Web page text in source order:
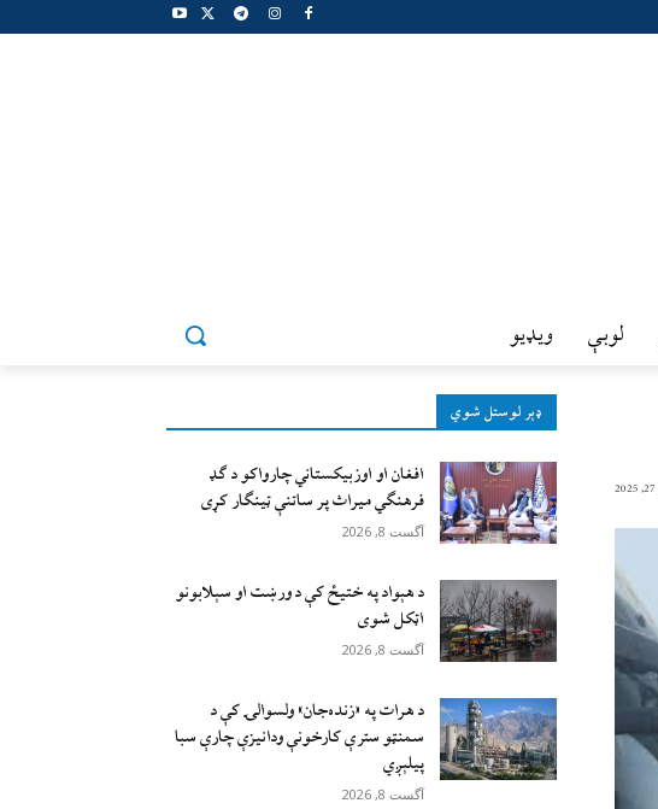
لوبې ويډيو
ډېر لوستل شوي
افغان او اوزبیکستاني چارواکو د ګډ
فرهنګي میراث پر ساتنې ټینګار کړی
آگست 8, 2026
د هېواد په ختیځ کې د ورښت او سېلابونو
اټکل شوی
آگست 8, 2026
د هرات په «زنده‌جان» ولسوالۍ کې د
سمنټو سترې کارخونې ودانیزې چارې سبا
پیلېږي
آگست 8, 2026